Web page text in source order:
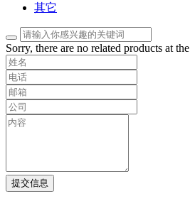
其它
Sorry, there are no related products at
提交信息